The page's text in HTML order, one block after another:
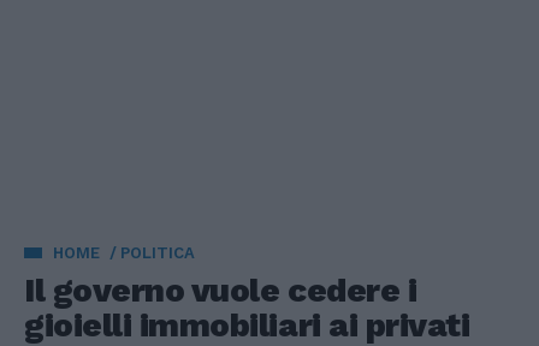
HOME POLITICA
Il governo vuole cedere i
gioielli immobiliari ai privati